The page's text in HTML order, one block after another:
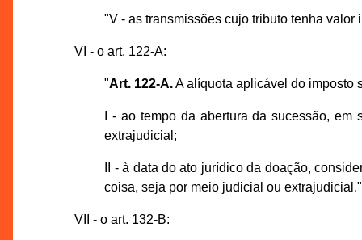
"V - as transmissões cujo tributo tenha
VI - o art. 122-A:
"Art. 122-A.A alíquota aplicável do imposto
I - ao tempo da abertura da sucessão,
extrajudicial;
II - à data do ato jurídico da doação,
coisa, seja por meio judicial ou
VII - o art. 132-B: